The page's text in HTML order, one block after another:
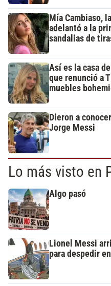
Mía Cambiaso,
adelantó a la
sandalias de
Así es la casa
que renunció a
muebles
Dieron a
Jorge Messi
Lo más visto en
Algo pasó
Lionel Messi
para despedir